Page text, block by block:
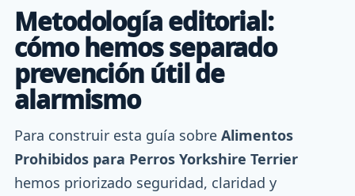
Metodología editorial:
cómo hemos separado
prevención útil de
alarmismo
Para construir esta guía sobre Alimentos
Prohibidos para Perros Yorkshire Terrier
hemos priorizado seguridad, claridad y